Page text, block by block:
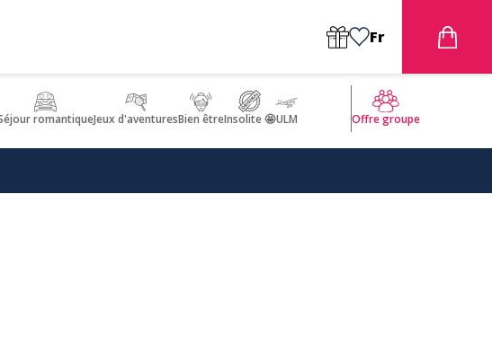
Fr
romantiqueJeux d'aventuresBien êtreInsolite 🤩ULM Offre groupe